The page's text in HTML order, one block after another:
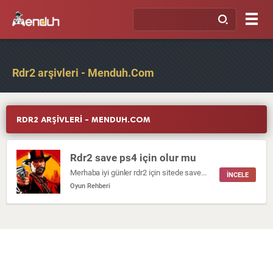
Rdr2 arşivleri - Menduh.Com
RDR2 ARŞIVLERI - MENDUH.COM
Rdr2 save ps4 için olur mu
Merhaba iyi günler rdr2 için sitede save var ancak PC için ps4 için de kullanabilir miyim nasıl yapabilirim teşekkürler
Oyun Rehberi
İNCELE